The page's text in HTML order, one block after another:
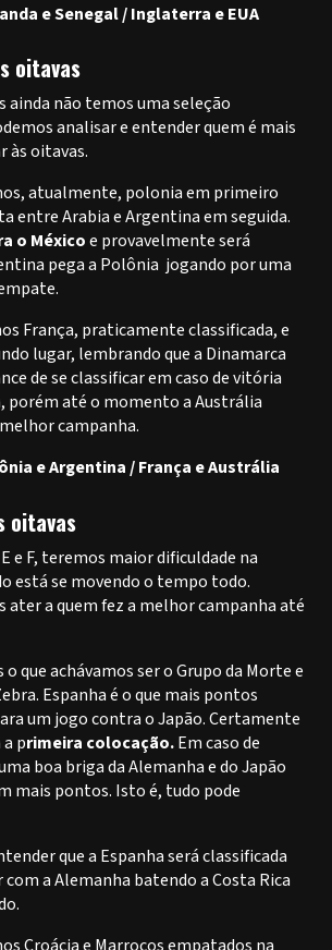
e Senegal / Inglaterra e EUA
oitavas
ainda não temos uma seleção
analisar e entender quem é mais
às oitavas.
atualmente, polonia em primeiro
entre Arabia e Argentina em seguida.
o Méxicoe provavelmente será
pega a Polônia jogando por uma
França, praticamente classificada, e
lugar, lembrando que a Dinamarca
de se classificar em caso de vitória
porém até o momento a Austrália
campanha.
e Argentina / França e Austrália
oitavas
e F, teremos maior dificuldade na
está se movendo o tempo todo.
ater a quem fez a melhor campanha até
que achávamos ser o Grupo da Morte e
Espanha é o que mais pontos
um jogo contra o Japão. Certamente
primeira colocação.Em caso de
boa briga da Alemanha e do Japão
mais pontos. Isto é, tudo pode
que a Espanha será classificada
a Alemanha batendo a Costa Rica